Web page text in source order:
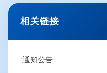
相关链接
通知公告